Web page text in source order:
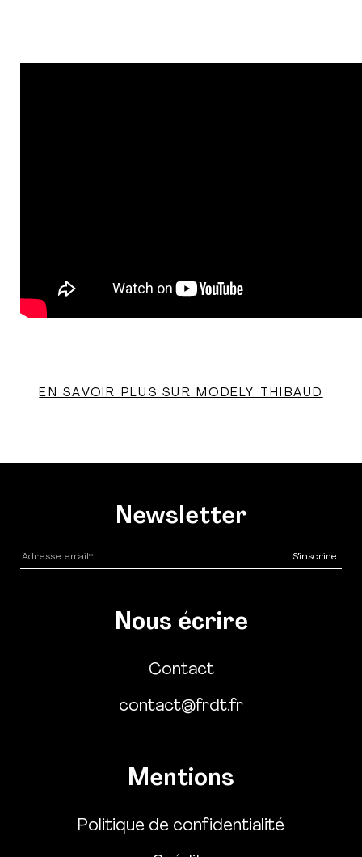
EN SAVOIR PLUS SUR MODELY THIBAUD
Newsletter
Nous écrire
Contact
contact@frdt.fr
Mentions
Politique de confidentialité